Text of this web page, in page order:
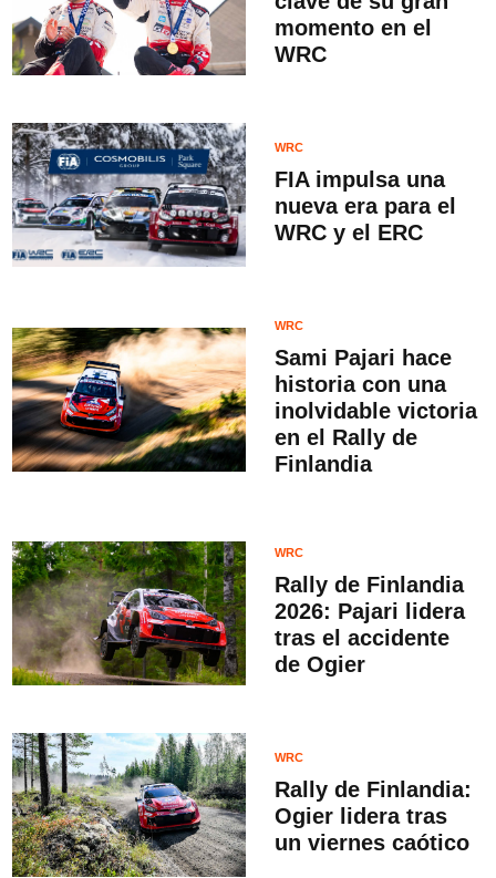
momento en el
WRC
WRC
FIA impulsa una
nueva era para el
WRC y el ERC
WRC
Sami Pajari hace
historia con una
inolvidable victoria
en el Rally de
Finlandia
WRC
Rally de Finlandia
2026: Pajari lidera
tras el accidente
de Ogier
WRC
Rally de Finlandia:
Ogier lidera tras
un viernes caótico